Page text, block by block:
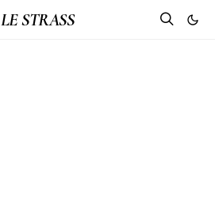
LE STRASS